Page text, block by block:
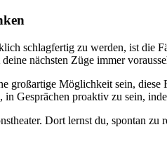
schlagfertig zu werden, ist die
nächsten Züge immer
großartige Möglichkeit sein,
Gesprächen proaktiv zu sein,
Dort lernst du, spontan